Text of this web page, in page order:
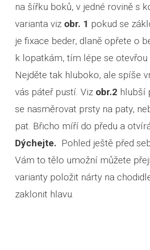
na šířku boků, v jedné rovině s
varianta viz obr. 1 pokud se
je fixace beder, dlaně opřete o
k lopatkám, tím lépe se otevřou
Nejděte tak hluboko, ale spíše
vás páteř pustí. Viz obr.2 hlubší
se nasměrovat prsty na paty,
pat. Břicho míří do předu a
Dýchejte. Pohled ještě před
Vám to tělo umožní můžete
varianty položit nárty na
zaklonit hlavu.